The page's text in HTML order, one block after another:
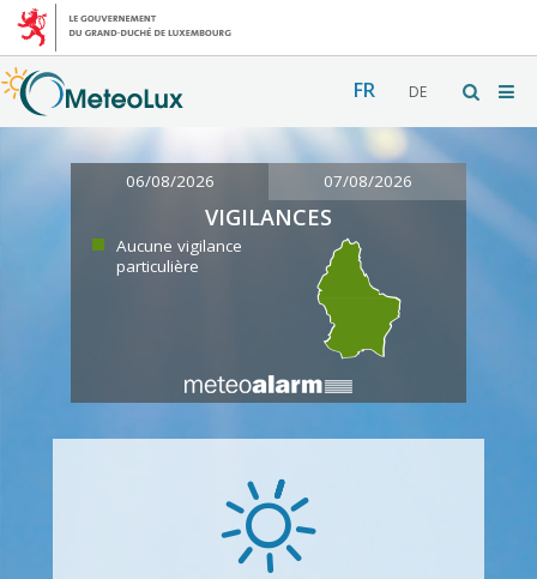
FR DE
06/08/2026 07/08/2026
VIGILANCES
Aucune vigilance
particulière